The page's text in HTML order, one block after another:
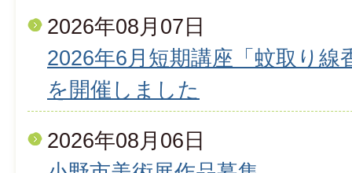
2026年08月07日
2026年6月短期講座「蚊取り
を開催しました
2026年08月06日